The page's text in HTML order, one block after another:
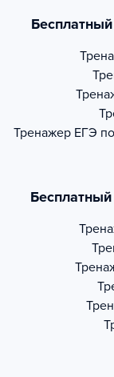
Тренажер ЕГЭ